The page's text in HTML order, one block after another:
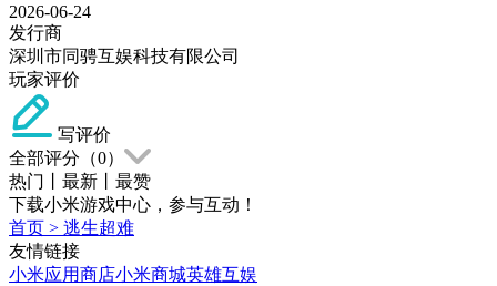
2026-06-24
发行商
深圳市同骋互娱科技有限公司
玩家评价
写评价
全部评分（0）
热门
最新
最赞
下载小米游戏中心，参与互动！
首页 > 逃生超难
友情链接
小米应用商店小米商城英雄互娱